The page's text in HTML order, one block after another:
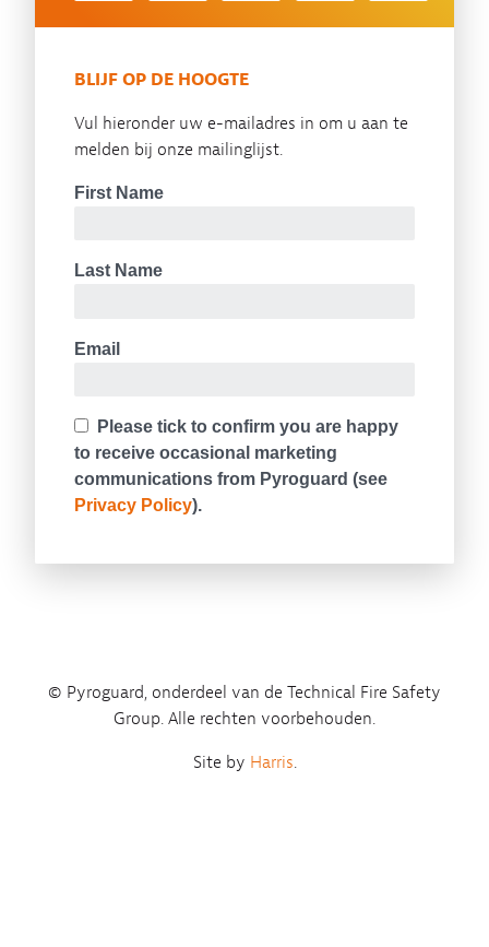
BLIJF OP DE HOOGTE
Vul hieronder uw e-mailadres in om u aan te
melden bij onze mailinglijst.
© Pyroguard, onderdeel van de Technical Fire Safety
Group. Alle rechten voorbehouden.
Site by Harris.